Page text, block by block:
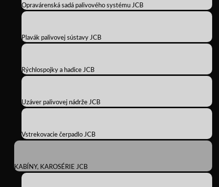
Opravárenská sadá palivového systému JCB
Plavák palivovej sústavy JCB
Rýchlospojky a hadice JCB
Uzáver palivovej nádrže JCB
Vstrekovacie čerpadlo JCB
KABÍNY, KAROSÉRIE JCB